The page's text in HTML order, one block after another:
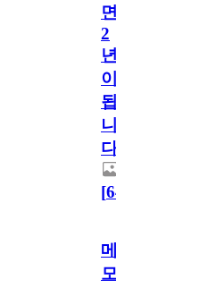
면
2
년
이
됩
니
다.
[64
메
모